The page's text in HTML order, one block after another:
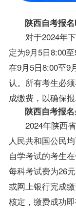
陕西自考报
对于2024年
定为9月5日8:00
在9月5日8:00至9
认。所有考生必
成缴费，以确保报
陕西自考报名
2024年陕西
人民共和国公民
自学考试的考生
每科考试费为26
或网上银行完成
核定，缴费成功即